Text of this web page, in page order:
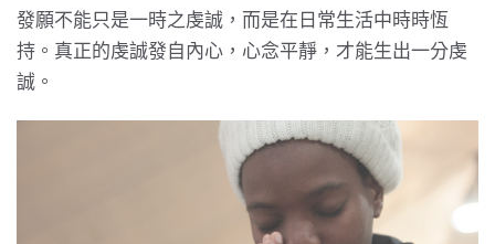
發願不能只是一時之虔誠，而是在日常生活中時時恆
持。真正的虔誠發自內心，心念平靜，才能生出一分虔
誠。